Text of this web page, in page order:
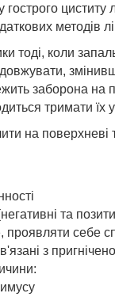
гострого
методів
тоді, коли
заборона
тримати їх у
на поверхневі
та
проявляти себе
з